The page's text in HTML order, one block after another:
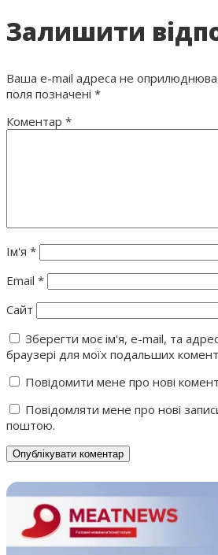
Залишити
Ваша e-mail адреса не
поля позначені *
Коментар *
Ім'я *
Email *
Сайт
Зберегти моє ім'я, e-mail, та
браузері для моїх подальших
Повідомити мене про нові
Повідомляти мене про нові
поштою.